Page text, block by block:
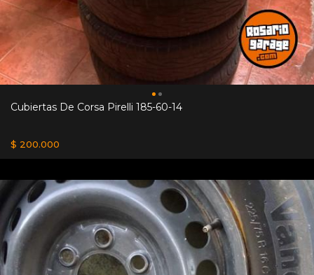
Cubiertas De Corsa Pirelli 185-60-14
$ 200.000